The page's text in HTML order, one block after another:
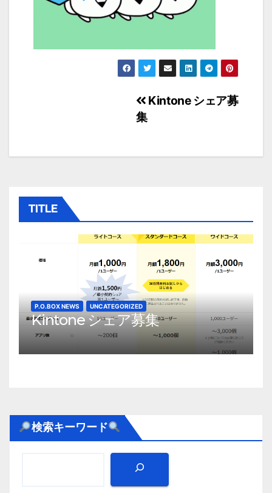
ナ
ゲ
ー
ョ
Kintone シェア募
集
TITLE
P.O.BOX NEWS UNCATEGORIZED
Kintone シェア募集
検索キーワード